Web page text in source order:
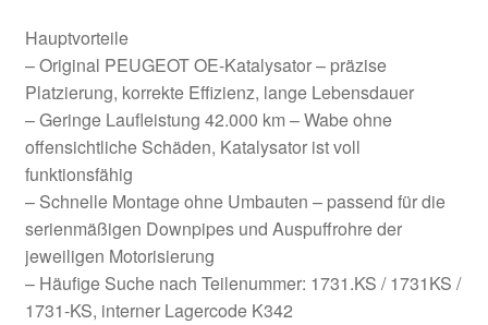
Hauptvorteile
– Original PEUGEOT OE-Katalysator – präzise
Platzierung, korrekte Effizienz, lange Lebensdauer
– Geringe Laufleistung 42.000 km – Wabe ohne
offensichtliche Schäden, Katalysator ist voll
funktionsfähig
– Schnelle Montage ohne Umbauten – passend für die
serienmäßigen Downpipes und Auspuffrohre der
jeweiligen Motorisierung
– Häufige Suche nach Teilenummer: 1731.KS / 1731KS /
1731-KS, interner Lagercode K342